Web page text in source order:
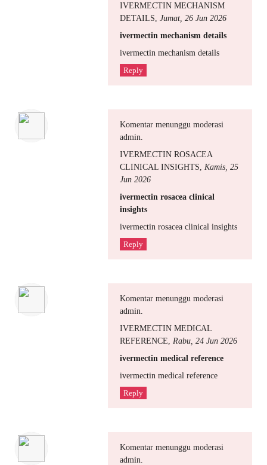
IVERMECTIN MECHANISM
DETAILS Jumat, 26 Jun 2026
ivermectin mechanism details
ivermectin mechanism details
Reply
Komentar menunggu moderasi
admin.
IVERMECTIN ROSACEA
CLINICAL INSIGHTS
Kamis, 25
Jun 2026
ivermectin rosacea clinical
insights
ivermectin rosacea clinical insights
Reply
Komentar menunggu moderasi
admin.
IVERMECTIN MEDICAL
REFERENCE
Rabu, 24 Jun 2026
ivermectin medical reference
ivermectin medical reference
Reply
Komentar menunggu moderasi
admin.